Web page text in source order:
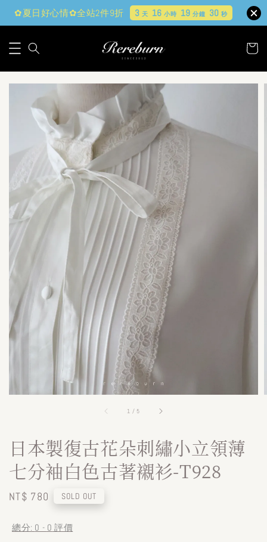
✿夏日好心情✿全站2件9折 3天 16小時 19分鐘 29 秒
1 /5
日本製復古花朵刺繡小立領薄
七分袖白色古著襯衫-T928
Regular
NT$ 780 SOLD OUT
總分: 0 - 0 評價